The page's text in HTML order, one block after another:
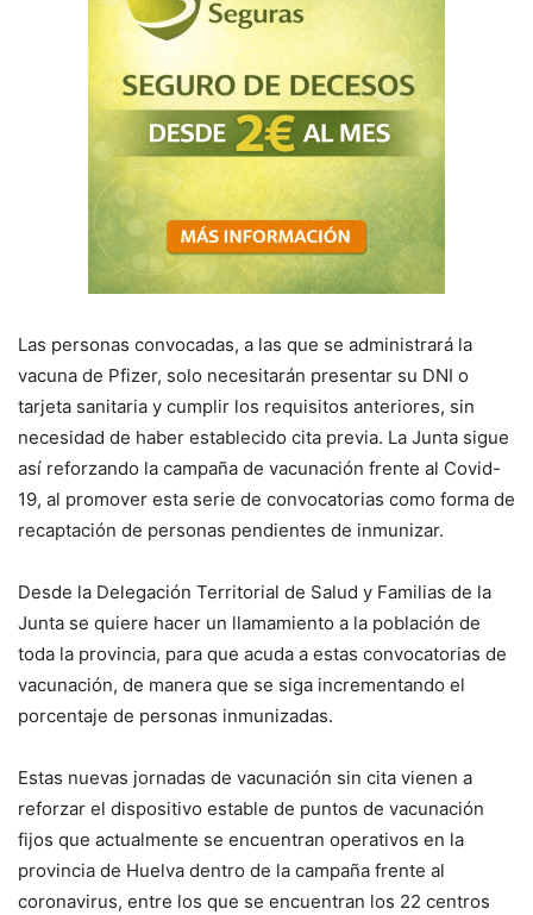
Las personas convocadas, a las que se administrará la
vacuna de Pfizer, solo necesitarán presentar su DNI o
tarjeta sanitaria y cumplir los requisitos anteriores, sin
necesidad de haber establecido cita previa. La Junta sigue
así reforzando la campaña de vacunación frente al Covid-
19, al promover esta serie de convocatorias como forma de
recaptación de personas pendientes de inmunizar.
Desde la Delegación Territorial de Salud y Familias de la
Junta se quiere hacer un llamamiento a la población de
toda la provincia, para que acuda a estas convocatorias de
vacunación, de manera que se siga incrementando el
porcentaje de personas inmunizadas.
Estas nuevas jornadas de vacunación sin cita vienen a
reforzar el dispositivo estable de puntos de vacunación
fijos que actualmente se encuentran operativos en la
provincia de Huelva dentro de la campaña frente al
coronavirus, entre los que se encuentran los 22 centros